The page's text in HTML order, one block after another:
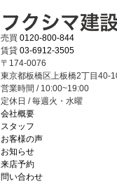
売買 0120-800-844
賃貸 03-6912-3505
〒174-0076
東京都板橋区上板橋2丁目40-
営業時間 / 10:00~19:00
定休日 / 毎週火・水曜
会社概要
スタッフ
お客様の声
お知らせ
来店予約
問い合わせ